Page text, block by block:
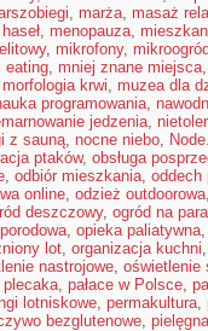
, marża, masaż
, menopauza,
, mikrofony, mikroogród
eating, mniej znane miejsca,
morfologia krwi, muzea dla
programowania,
jedzenia,
z sauną, nocne niebo,
ptaków, obsługa
, odbiór mieszkania, oddech
online, odzież outdoorowa,
deszczowy, ogród na
, opieka paliatywna,
lot, organizacja kuchni,
nastrojowe, oświetlenie
plecaka, pałace w Polsce,
lotniskowe, permakultura,
bezglutenowe,